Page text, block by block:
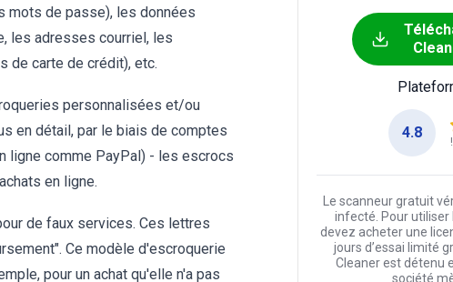
mots de passe), les données
les adresses courriel, les
de carte de crédit), etc.
personnalisées et/ou
en détail, par le biais de comptes
ligne comme PayPal) - les escrocs
en ligne.
de faux services. Ces lettres
Ce modèle d'escroquerie
pour un achat qu'elle n'a pas
4.8
Le scanneur gratuit
infecté. Pour utiliser
devez acheter une
jours d’essai limité
Cleaner est détenu
société